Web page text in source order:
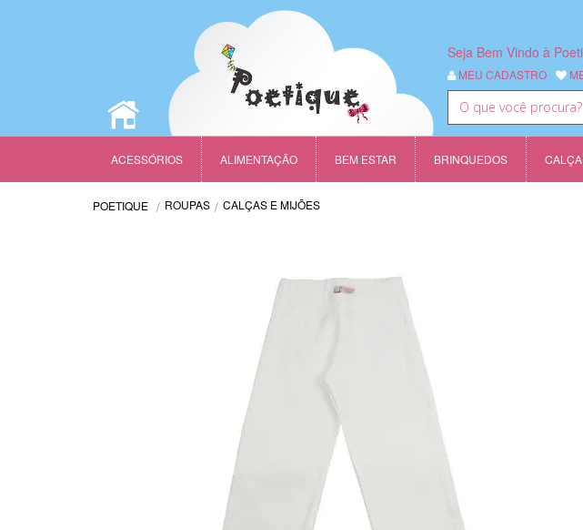
Seja Bem Vindo à
MEU CADASTRO
ACESSÓRIOS ALIMENTAÇÃO BEM ESTAR BRINQUEDOS
POETIQUE ROUPAS CALÇAS E MIJÕES